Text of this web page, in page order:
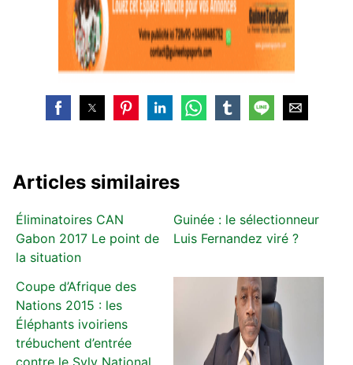
Articles similaires
Éliminatoires CAN
Gabon 2017 Le point de
la situation
Guinée : le sélectionneur
Luis Fernandez viré ?
Coupe d’Afrique des
Nations 2015 : les
Éléphants ivoiriens
trébuchent d’entrée